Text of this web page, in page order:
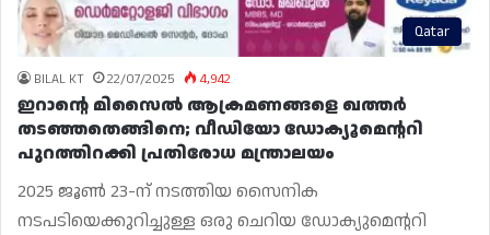
Qatar
BILAL KT 22/07/2025 4,942
ഇറാന്റെ മിസൈൽ ആക്രമണങ്ങളെ ഖത്തർ
തടഞ്ഞതെങ്ങിനെ; വീഡിയോ ഡോക്യൂമെന്ററി
പുറത്തിറക്കി പ്രതിരോധ മന്ത്രാലയം
2025 ജൂൺ 23-ന് നടത്തിയ സൈനിക
നടപടിയെക്കുറിച്ചുള്ള ഒരു ചെറിയ ഡോക്യുമെന്ററി